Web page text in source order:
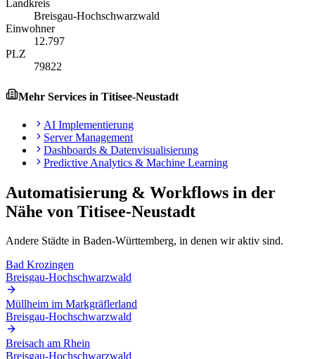
Landkreis
Breisgau-Hochschwarzwald
Einwohner
12.797
PLZ
79822
Mehr Services in Titisee-Neustadt
AI Implementierung
Server Management
Dashboards & Datenvisualisierung
Predictive Analytics & Machine Learning
Automatisierung & Workflows in der
Nähe von Titisee-Neustadt
Andere Städte in Baden-Württemberg, in denen wir aktiv sind.
Bad Krozingen
Breisgau-Hochschwarzwald
Müllheim im Markgräflerland
Breisgau-Hochschwarzwald
Breisach am Rhein
Breisgau-Hochschwarzwald